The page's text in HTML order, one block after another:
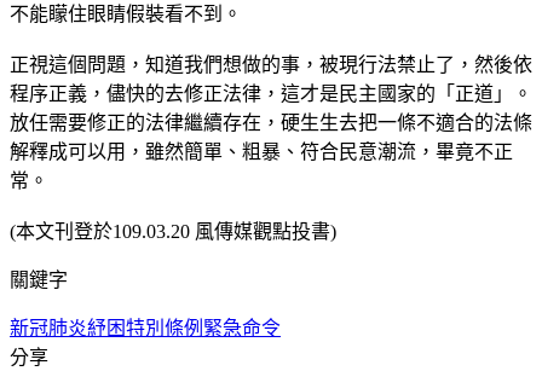
不能矇住眼睛假裝看不到。
正視這個問題，知道我們想做的事，被現行法禁止了，然後依
程序正義，儘快的去修正法律，這才是民主國家的「正道」。
放任需要修正的法律繼續存在，硬生生去把一條不適合的法條
解釋成可以用，雖然簡單、粗暴、符合民意潮流，畢竟不正
常。
(本文刊登於109.03.20 風傳媒觀點投書)
關鍵字
新冠肺炎紓困特別條例 緊急命令
分享